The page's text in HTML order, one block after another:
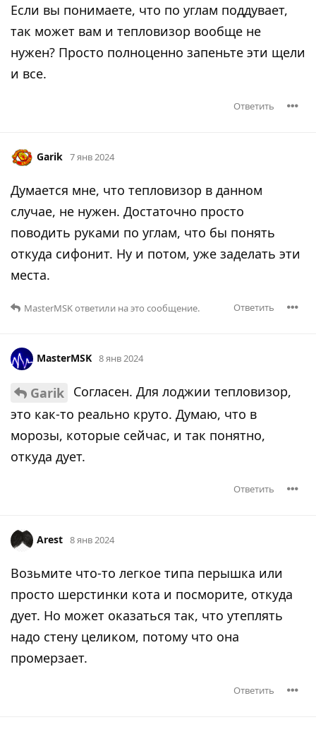
Если вы понимаете, что по углам поддувает,
так может вам и тепловизор вообще не
нужен? Просто полноценно запеньте эти щели
и все.
Ответить
Garik 7 янв 2024
Думается мне, что тепловизор в данном
случае, не нужен. Достаточно просто
поводить руками по углам, что бы понять
откуда сифонит. Ну и потом, уже заделать эти
места.
Ответить
MasterMSKответили на это сообщение.
MasterMSK 8 янв 2024
Garik Согласен. Для лоджии тепловизор,
это как-то реально круто. Думаю, что в
морозы, которые сейчас, и так понятно,
откуда дует.
Ответить
Arest 8 янв 2024
Возьмите что-то легкое типа перышка или
просто шерстинки кота и посморите, откуда
дует. Но может оказаться так, что утеплять
надо стену целиком, потому что она
промерзает.
Ответить